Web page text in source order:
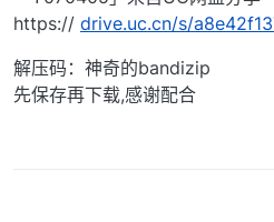
https:// drive.uc.cn/s/
解压码：神奇的bandizip
先保存再下载,感谢配合